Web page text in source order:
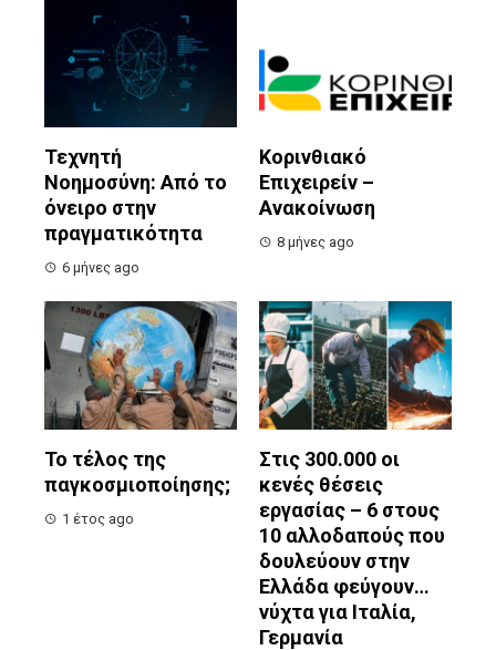
Τεχνητή
Νοημοσύνη: Από το
όνειρο στην
πραγματικότητα
6 μήνες ago
Κορινθιακό
Επιχειρείν –
Ανακοίνωση
8 μήνες ago
Το τέλος της
παγκοσμιοποίησης;
1 έτος ago
Στις 300.000 οι
κενές θέσεις
εργασίας – 6 στους
10 αλλοδαπούς που
δουλεύουν στην
Ελλάδα φεύγουν…
νύχτα για Ιταλία,
Γερμανία